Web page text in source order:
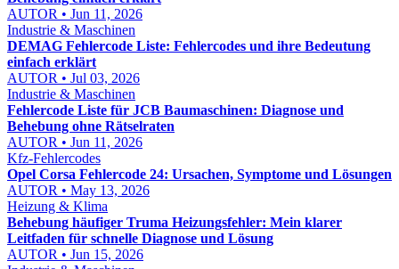
AUTOR • Jun 11, 2026
Industrie & Maschinen
DEMAG Fehlercode Liste: Fehlercodes und ihre Bedeutung
einfach erklärt
AUTOR • Jul 03, 2026
Industrie & Maschinen
Fehlercode Liste für JCB Baumaschinen: Diagnose und
Behebung ohne Rätselraten
AUTOR • Jun 11, 2026
Kfz-Fehlercodes
Opel Corsa Fehlercode 24: Ursachen, Symptome und Lösungen
AUTOR • May 13, 2026
Heizung & Klima
Behebung häufiger Truma Heizungsfehler: Mein klarer
Leitfaden für schnelle Diagnose und Lösung
AUTOR • Jun 15, 2026